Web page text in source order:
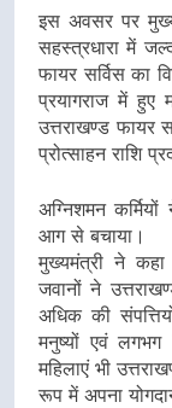
इस अवसर पर
सहस्त्रधारा में
फायर सर्विस का
प्रयागराज में हुए
उत्तराखण्ड फायर
प्रोत्साहन राशि
अग्निशमन
आग से बचाया।
मुख्यमंत्री ने
जवानों ने
अधिक की
मनुष्यों एवं
महिलाएं भी
रूप में अपना